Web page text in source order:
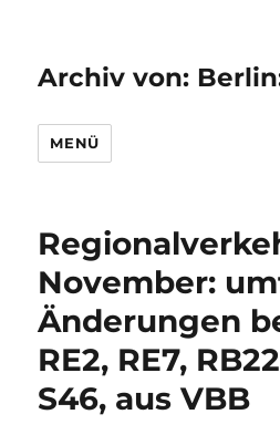
Archiv von:
MENÜ
November:
Änderungen
RE2, RE7,
S46, aus VBB